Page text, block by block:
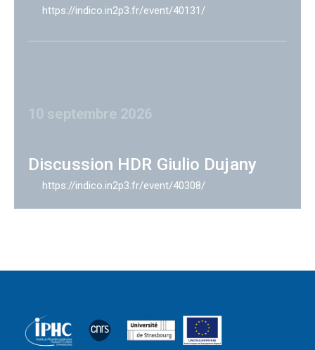
https://indico.in2p3.fr/event/40131/
10 septembre 2026
Discussion HDR Giulio Dujany
https://indico.in2p3.fr/event/40308/